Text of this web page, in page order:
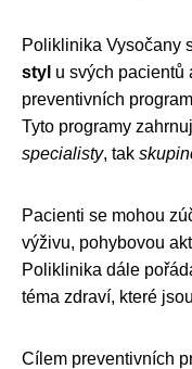
Poliklinika Vysočany
styl u svých pacientů
preventivních
Tyto programy
specialisty, tak
Pacienti se mohou
výživu, pohybovou
Poliklinika dále
téma zdraví, které
Cílem preventivních